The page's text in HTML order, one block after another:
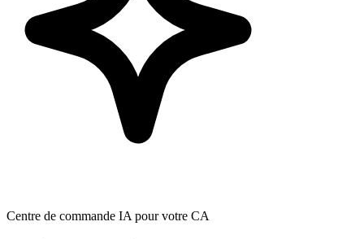
Centre de commande IA pour votre CA